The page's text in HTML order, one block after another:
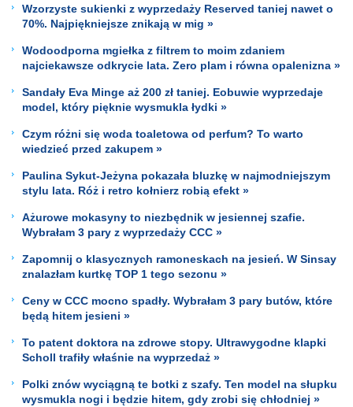
Wzorzyste sukienki z wyprzedaży Reserved taniej nawet o
70%. Najpiękniejsze znikają w mig »
Wodoodporna mgiełka z filtrem to moim zdaniem
najciekawsze odkrycie lata. Zero plam i równa opalenizna »
Sandały Eva Minge aż 200 zł taniej. Eobuwie wyprzedaje
model, który pięknie wysmukla łydki »
Czym różni się woda toaletowa od perfum? To warto
wiedzieć przed zakupem »
Paulina Sykut-Jeżyna pokazała bluzkę w najmodniejszym
stylu lata. Róż i retro kołnierz robią efekt »
Ażurowe mokasyny to niezbędnik w jesiennej szafie.
Wybrałam 3 pary z wyprzedaży CCC »
Zapomnij o klasycznych ramoneskach na jesień. W Sinsay
znalazłam kurtkę TOP 1 tego sezonu »
Ceny w CCC mocno spadły. Wybrałam 3 pary butów, które
będą hitem jesieni »
To patent doktora na zdrowe stopy. Ultrawygodne klapki
Scholl trafiły właśnie na wyprzedaż »
Polki znów wyciągną te botki z szafy. Ten model na słupku
wysmukla nogi i będzie hitem, gdy zrobi się chłodniej »